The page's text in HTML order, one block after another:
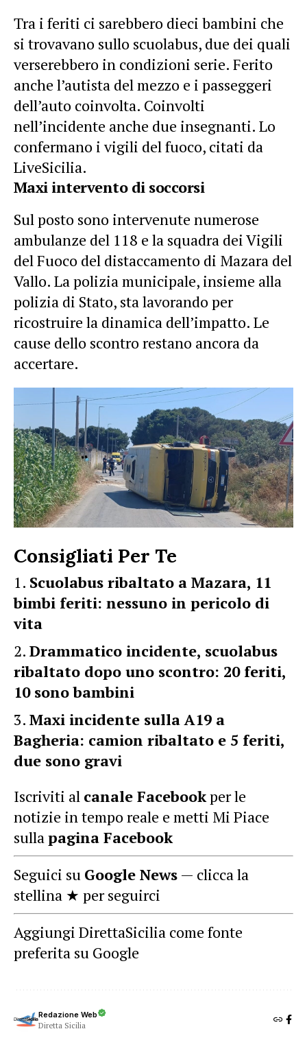
Tra i feriti ci sarebbero dieci bambini che
si trovavano sullo scuolabus, due dei quali
verserebbero in condizioni serie. Ferito
anche l’autista del mezzo e i passeggeri
dell’auto coinvolta. Coinvolti
nell’incidente anche due insegnanti. Lo
confermano i vigili del fuoco, citati da
LiveSicilia.
Maxi intervento di soccorsi
Sul posto sono intervenute numerose
ambulanze del 118 e la squadra dei Vigili
del Fuoco del distaccamento di Mazara del
Vallo. La polizia municipale, insieme alla
polizia di Stato, sta lavorando per
ricostruire la dinamica dell’impatto. Le
cause dello scontro restano ancora da
accertare.
Consigliati Per Te
Scuolabus ribaltato a Mazara, 11
bimbi feriti: nessuno in pericolo di
vita
Drammatico incidente, scuolabus
ribaltato dopo uno scontro: 20 feriti,
10 sono bambini
Maxi incidente sulla A19 a
Bagheria: camion ribaltato e 5 feriti,
due sono gravi
Iscriviti al canale Facebookper le
notizie in tempo reale e metti Mi Piace
sullapagina Facebook
Seguici su Google News — clicca la
stellina ★ per seguirci
Aggiungi DirettaSicilia come fonte
preferita su Google
Redazione Web
Diretta Sicilia